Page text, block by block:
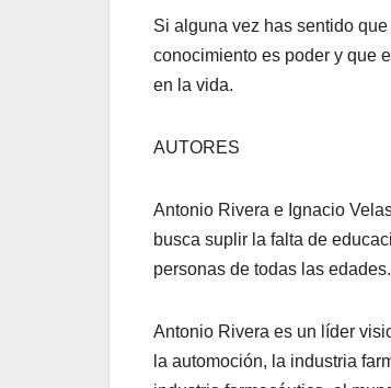
Si alguna vez has sentido
conocimiento es poder y que
en la vida.
AUTORES
Antonio Rivera e Ignacio
busca suplir la falta de
personas de todas las edades.
Antonio Rivera es un líder
la automoción, la industria